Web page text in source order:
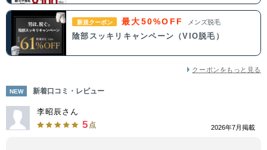
新規クーポン 最大50%OFF メンズ脱毛
陰部スッキリキャンペーン（VIO脱毛）
クーポンをもっと見る
NEW 新着口コミ・レビュー
李昭辰さん
5 点 2026年7月掲載